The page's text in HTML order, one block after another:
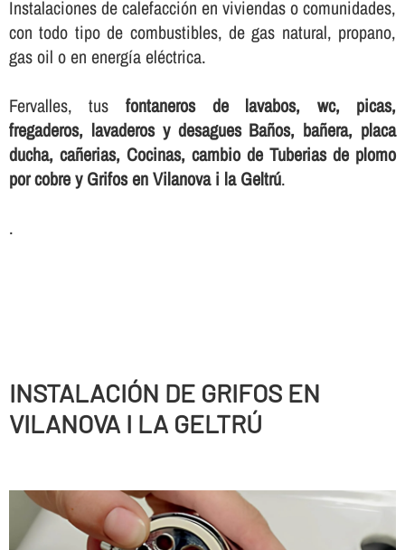
Instalaciones de calefacción en viviendas o comunidades,
con todo tipo de combustibles, de gas natural, propano,
gas oil o en energí­a eléctrica.
Fervalles, tus fontaneros de lavabos, wc, picas,
fregaderos, lavaderos y desagues Baños, bañera, placa
ducha, cañerias, Cocinas, cambio de Tuberias de plomo
por cobre y Grifos en Vilanova i la Geltrú.
.
INSTALACIÓN DE GRIFOS EN
VILANOVA I LA GELTRÚ